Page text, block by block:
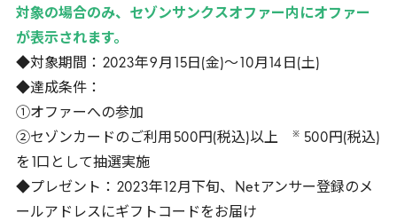
対象の場合のみ、セゾンサンクスオファー内にオファー
が表示されます。
◆対象期間： 2023年9月 15 日(金)～ 10月 14 日(土)
◆達成条件：
①オファーへの参加
②セゾンカードのご利用 500円(税込)以上 ※ 500円(税込)
を
口として抽選実施
◆プレゼント： 2023年 12月下旬、 Net アンサー登録のメ
ールアドレスにギフトコードをお届け